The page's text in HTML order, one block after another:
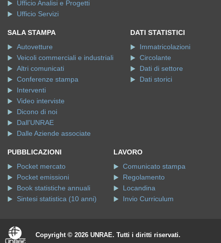
Ufficio Analisi e Progetti
Ufficio Servizi
SALA STAMPA
Autovetture
Veicoli commerciali e industriali
Altri comunicati
Conferenze stampa
Interventi
Video interviste
Dicono di noi
Dall'UNRAE
Dalle Aziende associate
DATI STATISTICI
Immatricolazioni
Circolante
Dati di settore
Dati storici
PUBBLICAZIONI
Pocket mercato
Pocket emissioni
Book statistiche annuali
Sintesi statistica (10 anni)
LAVORO
Comunicato stampa
Regolamento
Locandina
Invio Curriculum
Copyright © 2026 UNRAE. Tutti i diritti riservati.